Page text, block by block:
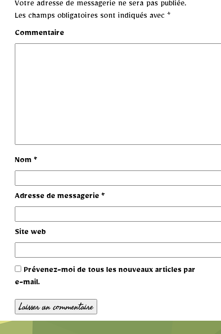
Votre adresse de messagerie ne sera pas publiée.
Les champs obligatoires sont indiqués avec *
Commentaire
Nom *
Adresse de messagerie *
Site web
Prévenez-moi de tous les nouveaux articles par
e-mail.